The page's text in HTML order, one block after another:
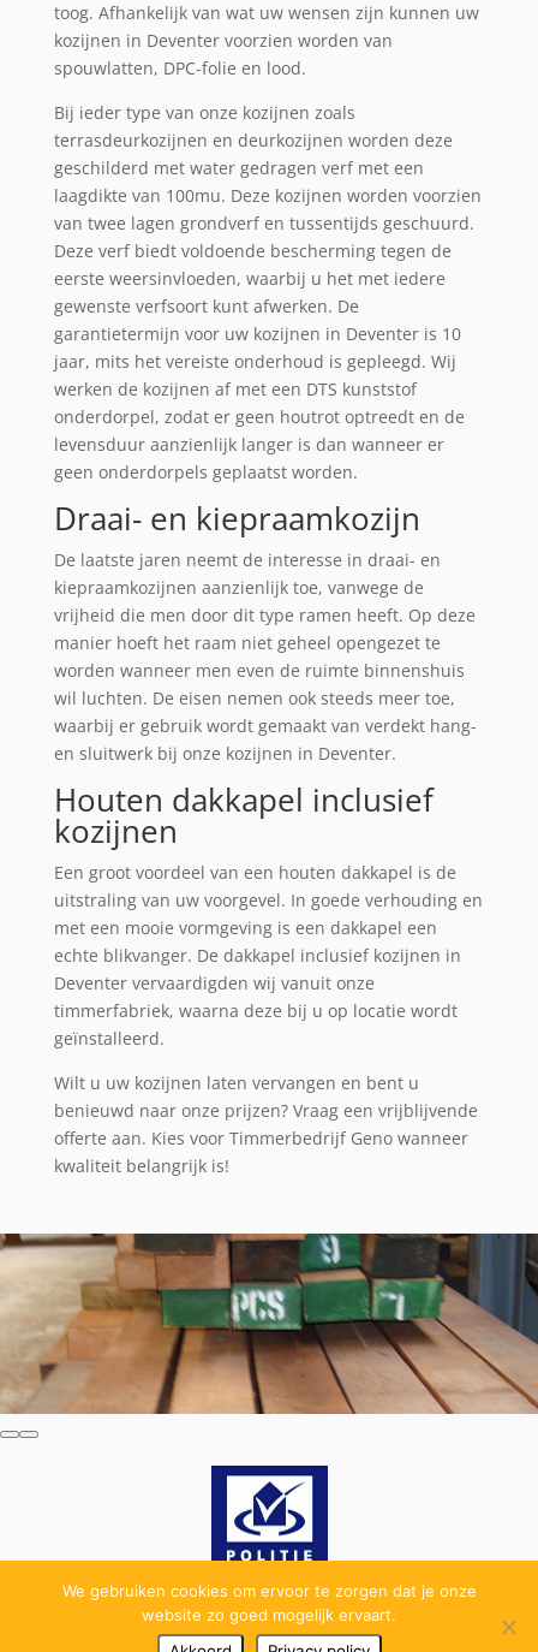
toog. Afhankelijk van wat uw wensen zijn kunnen uw
kozijnen in Deventer voorzien worden van
spouwlatten, DPC-folie en lood.
Bij ieder type van onze kozijnen zoals
terrasdeurkozijnen en deurkozijnen worden deze
geschilderd met water gedragen verf met een
laagdikte van 100mu. Deze kozijnen worden voorzien
van twee lagen grondverf en tussentijds geschuurd.
Deze verf biedt voldoende bescherming tegen de
eerste weersinvloeden, waarbij u het met iedere
gewenste verfsoort kunt afwerken. De
garantietermijn voor uw kozijnen in Deventer is 10
jaar, mits het vereiste onderhoud is gepleegd. Wij
werken de kozijnen af met een DTS kunststof
onderdorpel, zodat er geen houtrot optreedt en de
levensduur aanzienlijk langer is dan wanneer er
geen onderdorpels geplaatst worden.
Draai- en kiepraamkozijn
De laatste jaren neemt de interesse in draai- en
kiepraamkozijnen aanzienlijk toe, vanwege de
vrijheid die men door dit type ramen heeft. Op deze
manier hoeft het raam niet geheel opengezet te
worden wanneer men even de ruimte binnenshuis
wil luchten. De eisen nemen ook steeds meer toe,
waarbij er gebruik wordt gemaakt van verdekt hang-
en sluitwerk bij onze kozijnen in Deventer.
Houten dakkapel inclusief
kozijnen
Een groot voordeel van een houten dakkapel is de
uitstraling van uw voorgevel. In goede verhouding en
met een mooie vormgeving is een dakkapel een
echte blikvanger. De dakkapel inclusief kozijnen in
Deventer vervaardigden wij vanuit onze
timmerfabriek, waarna deze bij u op locatie wordt
geïnstalleerd.
Wilt u uw kozijnen laten vervangen en bent u
benieuwd naar onze prijzen? Vraag een vrijblijvende
offerte aan. Kies voor Timmerbedrijf Geno wanneer
kwaliteit belangrijk is!
We gebruiken cookies om ervoor te zorgen dat je onze
website zo goed mogelijk ervaart.